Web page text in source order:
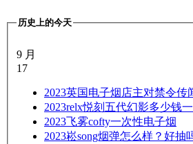
历史上的今天
9 月
17
2023英国电子烟店主对禁令传
2023relx悦刻五代幻影多少钱
2023飞雾cofty一次性电子烟
2023崧song烟弹怎么样？好抽